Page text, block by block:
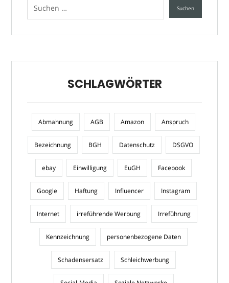
SCHLAGWÖRTER
Abmahnung AGB Amazon Anspruch
Bezeichnung BGH Datenschutz DSGVO
ebay Einwilligung EuGH Facebook
Google Haftung Influencer Instagram
Internet irreführende Werbung Irreführung
Kennzeichnung personenbezogene Daten
Schadensersatz Schleichwerbung